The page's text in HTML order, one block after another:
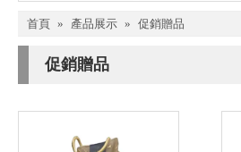
首頁 » 產品展示 » 促銷贈品
促銷贈品